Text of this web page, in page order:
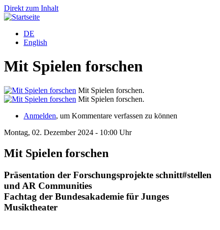
Direkt zum Inhalt
DE
English
Mit Spielen forschen
Mit Spielen forschen.
Mit Spielen forschen.
Anmelden, um Kommentare verfassen zu können
Montag, 02. Dezember 2024 - 10:00 Uhr
Mit Spielen forschen
Präsentation der Forschungsprojekte schnitt#stellen
und AR Communities
Fachtag der Bundesakademie für Junges
Musiktheater